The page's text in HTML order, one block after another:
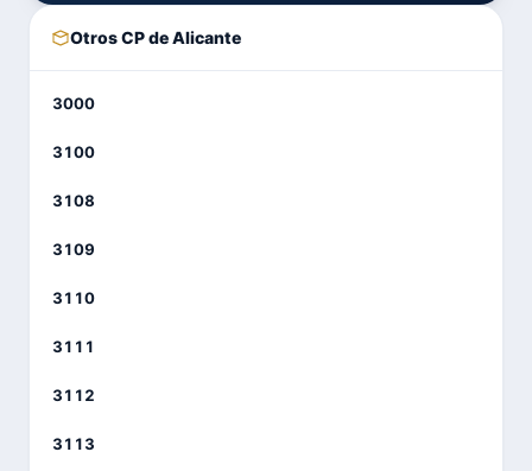
Otros CP de Alicante
3000
3100
3108
3109
3110
3111
3112
3113